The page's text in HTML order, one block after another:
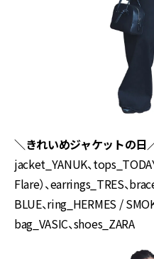
＼きれいめジャケットの日
jacket_YANUK、
Flare）、earrings_TRES、
BLUE、ring_HERMES /
bag_VASIC、shoes_ZARA